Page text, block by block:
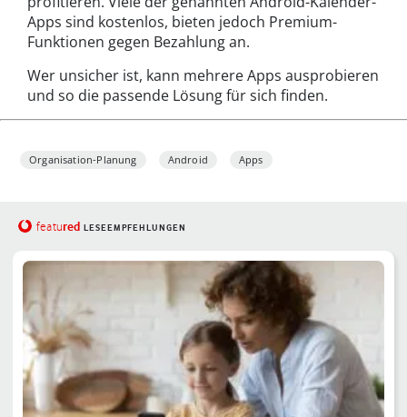
Apps sind kostenlos, bieten jedoch Premium-
Funktionen gegen Bezahlung an.
Wer unsicher ist, kann mehrere Apps ausprobieren
und so die passende Lösung für sich finden.
Organisation-Planung Android Apps
featured LESEEMPFEHLUNGEN